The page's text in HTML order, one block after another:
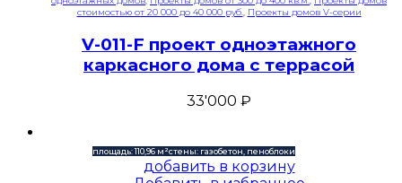
стоимостью от 20 000 до 40 000 руб.
Проекты домов V-серии
V-011-F проект одноэтажного
каркасного дома с террасой
33'000 ₽
площадь: 110,96 м²стены: газобетон, пеноблоки
добавить в корзину